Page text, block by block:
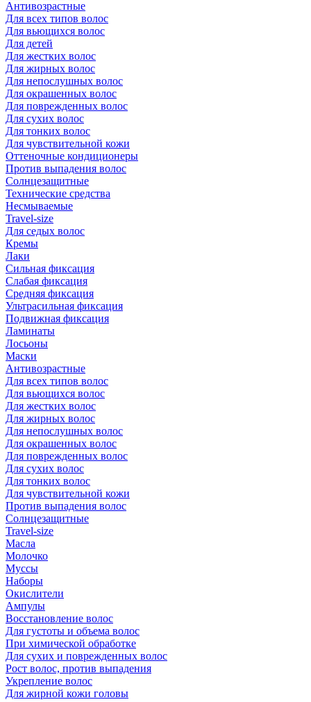
Антивозрастные
Для всех типов волос
Для вьющихся волос
Для детей
Для жестких волос
Для жирных волос
Для непослушных волос
Для окрашенных волос
Для поврежденных волос
Для сухих волос
Для тонких волос
Для чувствительной кожи
Оттеночные кондиционеры
Против выпадения волос
Солнцезащитные
Технические средства
Несмываемые
Travel-size
Для седых волос
Кремы
Лаки
Сильная фиксация
Слабая фиксация
Средняя фиксация
Ультрасильная фиксация
Подвижная фиксация
Ламинаты
Лосьоны
Маски
Антивозрастные
Для всех типов волос
Для вьющихся волос
Для жестких волос
Для жирных волос
Для непослушных волос
Для окрашенных волос
Для поврежденных волос
Для сухих волос
Для тонких волос
Для чувствительной кожи
Против выпадения волос
Солнцезащитные
Travel-size
Масла
Молочко
Муссы
Наборы
Окислители
Ампулы
Восстановление волос
Для густоты и объема волос
При химической обработке
Для сухих и поврежденных волос
Рост волос, против выпадения
Укрепление волос
Для жирной кожи головы